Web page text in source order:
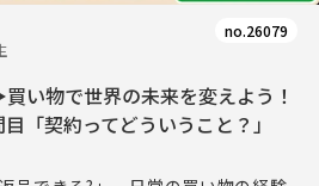
no.26079
物で世界の未来を変えよう！
「契約ってどういうこと？」